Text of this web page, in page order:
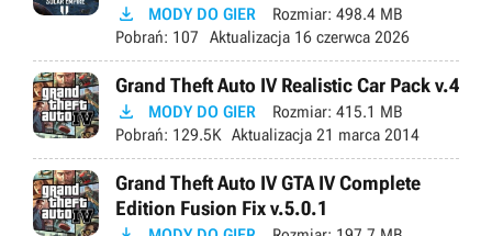
 MODY DO GIER Rozmiar: 498.4 MB
Pobrań: 107 Aktualizacja 16 czerwca 2026
Grand Theft Auto IV Realistic Car Pack v.4
 MODY DO GIER Rozmiar: 415.1 MB
Pobrań: 129.5K Aktualizacja 21 marca 2014
Grand Theft Auto IV GTA IV Complete
Edition Fusion Fix v.5.0.1